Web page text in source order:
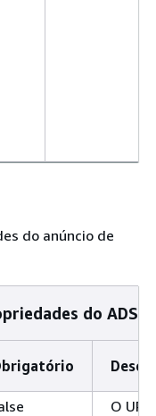
do anúncio de
do ADS
O